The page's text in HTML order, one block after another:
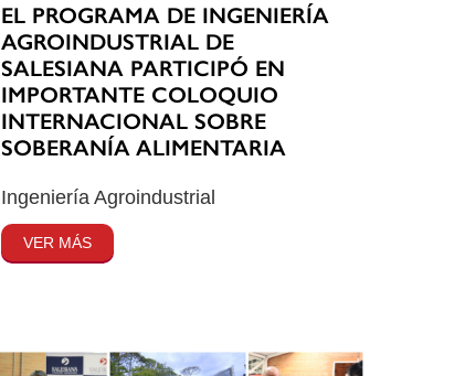
EL PROGRAMA DE INGENIERÍA
AGROINDUSTRIAL DE
SALESIANA PARTICIPÓ EN
IMPORTANTE COLOQUIO
INTERNACIONAL SOBRE
SOBERANÍA ALIMENTARIA
Ingeniería Agroindustrial
VER MÁS